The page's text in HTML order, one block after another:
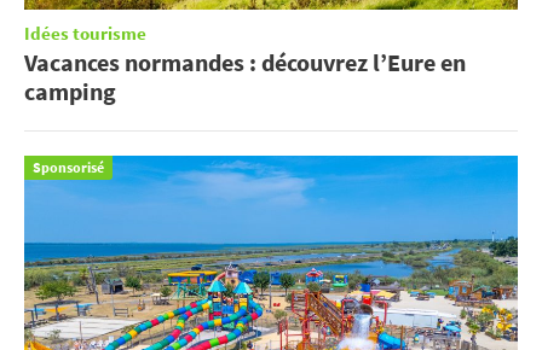
Idées tourisme
Vacances normandes : découvrez l’Eure en
camping
Sponsorisé